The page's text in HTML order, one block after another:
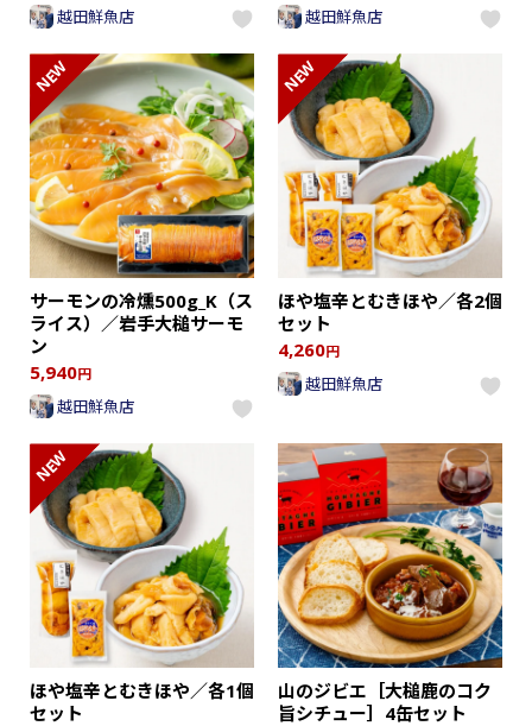
越田鮮魚店 越田鮮魚店
NEW
サーモンの冷燻500g_K（ス
ライス）／岩手大槌サーモ
ン
5,940円
越田鮮魚店
NEW
ほや塩辛とむきほや／各2個
セット
4,260円
越田鮮魚店
NEW
ほや塩辛とむきほや／各1個
セット
山のジビエ［大槌鹿のコク
旨シチュー］4缶セット